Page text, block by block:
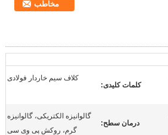
مخاطب
کلمات کلیدی:
کلاف سیم خاردار فولادی
درمان سطح:
گالوانیزه الکتریکی، گالوانیزه
گرم، روکش پی وی سی